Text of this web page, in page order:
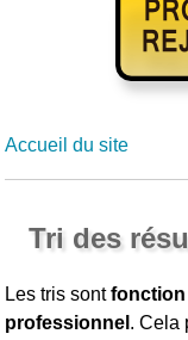
Accueil du site
Tri des
Les tris sontfonction
professionnel . Cela